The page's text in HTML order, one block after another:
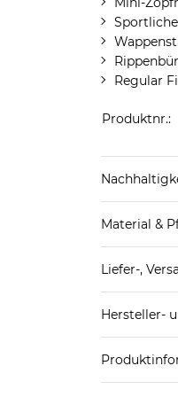
Regular
Produktnr.:
Mehr
Material &
Liefer-,
Spedition
Hersteller-
?GANT